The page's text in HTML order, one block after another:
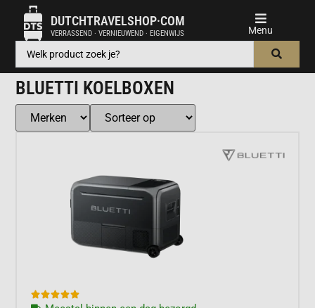
DUTCHTRAVELSHOP·COM
VERRASSEND · VERNIEUWEND · EIGENWIJS
BLUETTI KOELBOXEN
